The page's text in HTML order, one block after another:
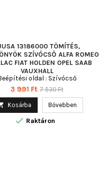
13186000 TÖMÍTÉS,
SZÍVÓCSŐ ALFA ROMEO
FIAT HOLDEN OPEL SAAB
VAUXHALL
oldal : Szívócső
Ár
3 991 Ft Normál
7 530 Ft
Kosárba Bővebben
 Raktáron